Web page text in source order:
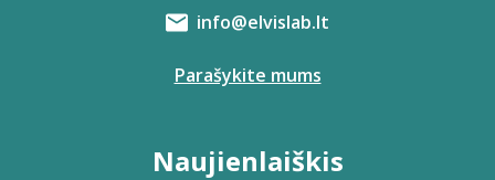
info@elvislab.lt
Parašykite mums
Naujienlaiškis